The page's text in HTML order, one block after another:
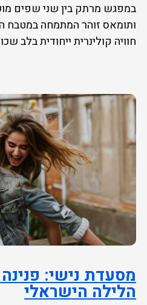
במפגש מרתק בין שני שפים
ותומאס זוהר המתמחה במטבח
חוויה קולינרית ייחודית בלב
מסעדת נישי:
הלילה הישראלי